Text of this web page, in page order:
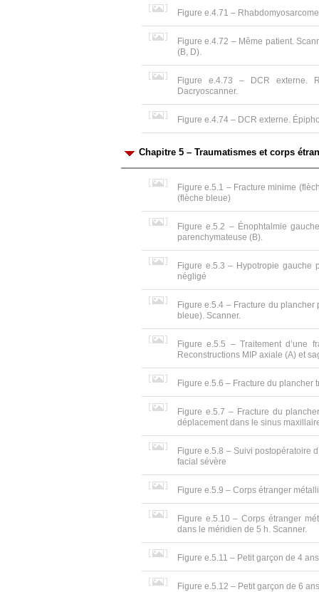
Figure e.4.71 –
Figure e.4.72 – Même patient.
(B, D).
Figure e.4.73 – DCR externe.
Dacryoscanner.
Figure e.4.74 – DCR externe.
Chapitre 5 – Traumatismes et corps
Figure e.5.1 – Fracture minime
(flèche bleue)
Figure e.5.2 – Énophtalmie
parenchymateuse (B).
Figure e.5.3 – Hypotropie gauche
négligé
Figure e.5.4 – Fracture du
bleue). Scanner.
Figure e.5.5 – Traitement d’une
Reconstructions MIP axiale (A) et
Figure e.5.6 – Fracture du
Figure e.5.7 – Fracture du
déplacement dans le sinus
Figure e.5.8 – Suivi postopératoire
facial sévère
Figure e.5.9 – Corps étranger
Figure e.5.10 – Corps étranger
dans le méridien de 5 h. Scanner.
Figure e.5.11 – Petit garçon de 4
Figure e.5.12 – Petit garçon de 6